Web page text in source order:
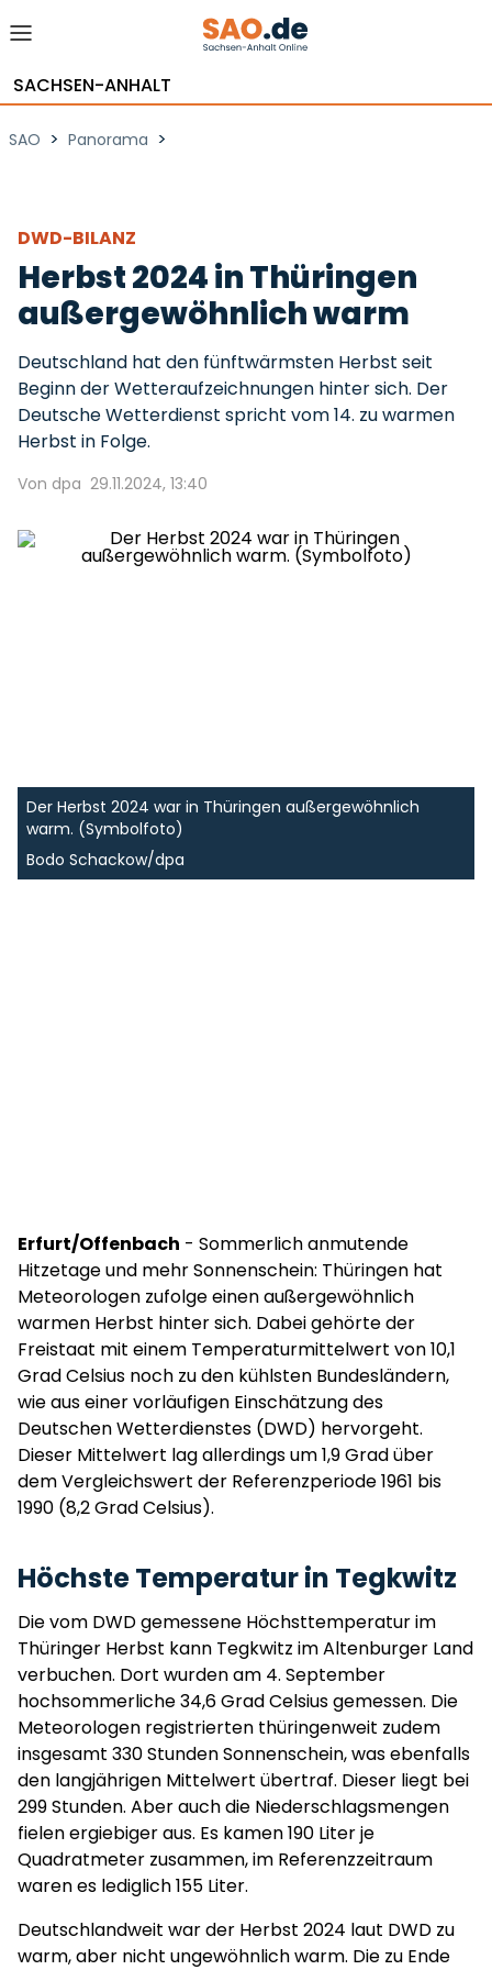
SACHSEN-ANHALT
SAO > Panorama >
DWD-BILANZ
Herbst 2024 in Thüringen
außergewöhnlich warm
Deutschland hat den fünftwärmsten Herbst seit
Beginn der Wetteraufzeichnungen hinter sich. Der
Deutsche Wetterdienst spricht vom 14. zu warmen
Herbst in Folge.
Von dpa 29.11.2024, 13:40
Der Herbst 2024 war in Thüringen außergewöhnlich
warm. (Symbolfoto)
Bodo Schackow/dpa
Erfurt/Offenbach - Sommerlich anmutende
Hitzetage und mehr Sonnenschein: Thüringen hat
Meteorologen zufolge einen außergewöhnlich
warmen Herbst hinter sich. Dabei gehörte der
Freistaat mit einem Temperaturmittelwert von 10,1
Grad Celsius noch zu den kühlsten Bundesländern,
wie aus einer vorläufigen Einschätzung des
Deutschen Wetterdienstes (DWD) hervorgeht.
Dieser Mittelwert lag allerdings um 1,9 Grad über
dem Vergleichswert der Referenzperiode 1961 bis
1990 (8,2 Grad Celsius).
Höchste Temperatur in Tegkwitz
Die vom DWD gemessene Höchsttemperatur im
Thüringer Herbst kann Tegkwitz im Altenburger Land
verbuchen. Dort wurden am 4. September
hochsommerliche 34,6 Grad Celsius gemessen. Die
Meteorologen registrierten thüringenweit zudem
insgesamt 330 Stunden Sonnenschein, was ebenfalls
den langjährigen Mittelwert übertraf. Dieser liegt bei
299 Stunden. Aber auch die Niederschlagsmengen
fielen ergiebiger aus. Es kamen 190 Liter je
Quadratmeter zusammen, im Referenzzeitraum
waren es lediglich 155 Liter.
Deutschlandweit war der Herbst 2024 laut DWD zu
warm, aber nicht ungewöhnlich warm. Die zu Ende